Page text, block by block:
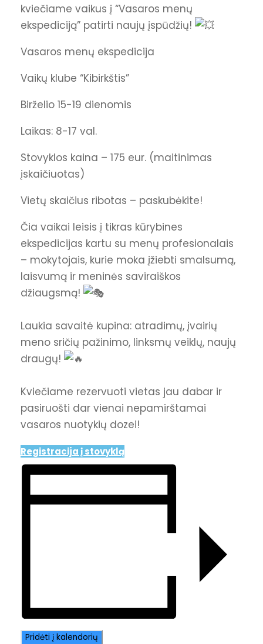
kviečiame vaikus į “Vasaros menų
ekspediciją” patirti naujų įspūdžių!
Vasaros menų ekspedicija
Vaikų klube “Kibirkštis”
Birželio 15-19 dienomis
Laikas: 8-17 val.
Stovyklos kaina – 175 eur. (maitinimas
įskaičiuotas)
Vietų skaičius ribotas – paskubėkite!
Čia vaikai leisis į tikras kūrybines
ekspedicijas kartu su menų profesionalais
– mokytojais, kurie moka įžiebti smalsumą,
laisvumą ir meninės saviraiškos
džiaugsmą!
Laukia savaitė kupina: atradimų, įvairių
meno sričių pažinimo, linksmų veiklų, naujų
draugų!
Kviečiame rezervuoti vietas jau dabar ir
pasiruošti dar vienai nepamirštamai
vasaros nuotykių dozei!
Registracija į stovyklą
Pridėti į kalendorių